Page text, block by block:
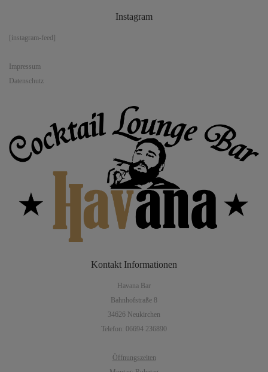
Instagram
[instagram-feed]
Impressum
Datenschutz
Kontakt Informationen
Havana Bar
Bahnhofstraße 8
34626 Neukirchen
Telefon: 06694 236890
Öffnungszeiten